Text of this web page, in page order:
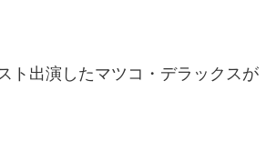
ト出演したマツコ・デラックスが